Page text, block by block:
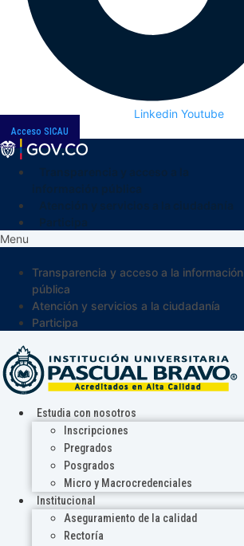
Linkedin Youtube
Acceso SICAU
Menu
Transparencia y acceso a la información
pública
Atención y servicios a la ciudadanía
Participa
Estudia con nosotros
Inscripciones
Pregrados
Posgrados
Micro y Macrocredenciales
Institucional
Aseguramiento de la calidad
Rectoría